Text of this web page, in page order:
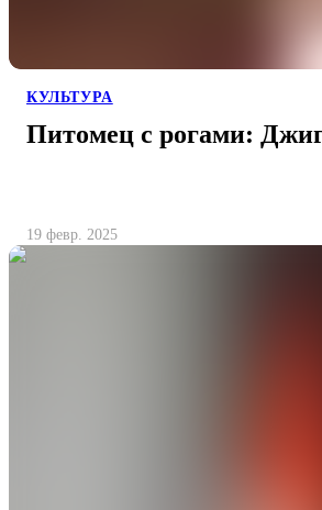
КУЛЬТУРА
Питомец с рогами:
19 февр. 2025